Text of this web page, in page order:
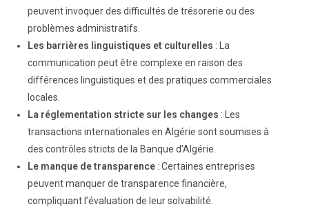
peuvent invoquer des difficultés de trésorerie ou des
problèmes administratifs.
Les barrières linguistiques et culturelles : La
communication peut être complexe en raison des
différences linguistiques et des pratiques commerciales
locales.
La réglementation stricte sur les changes : Les
transactions internationales en Algérie sont soumises à
des contrôles stricts de la Banque d’Algérie.
Le manque de transparence : Certaines entreprises
peuvent manquer de transparence financière,
compliquant l’évaluation de leur solvabilité.